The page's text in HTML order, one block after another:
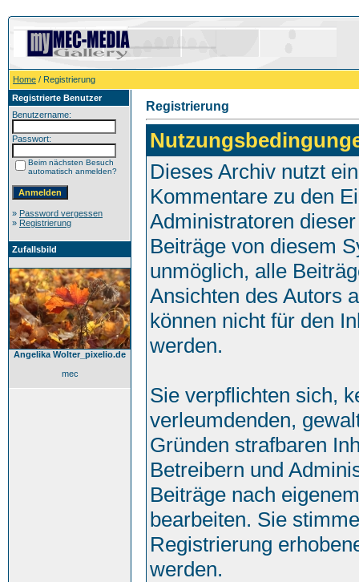
Home / Registrierung
Registrierte Benutzer
Benutzername:
Passwort:
Beim nächsten Besuch
automatisch anmelden?
» Password vergessen
» Registrierung
Zufallsbild
Angelika Wolter_pixelio.de
mec
Registrierung
Dieses Archiv nutzt
Kommentare zu den
Administratoren
Beiträge von diesem
unmöglich, alle
Ansichten des Autors
können nicht für den
werden.
Sie verpflichten sich,
verleumdenden,
Gründen strafbaren
Betreibern und
Beiträge nach
bearbeiten. Sie
Registrierung
werden.